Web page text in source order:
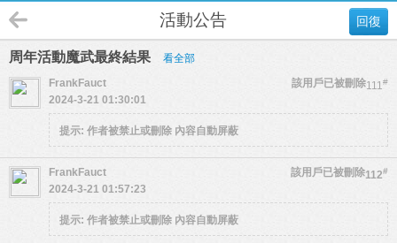
回復
活動公告
周年活動魔武最終結果 看全部
111#
FrankFauct
該用戶已被刪除
2024-3-21 01:30:01
提示: 作者被禁止或刪除 內容自動屏蔽
112#
FrankFauct
該用戶已被刪除
2024-3-21 01:57:23
提示: 作者被禁止或刪除 內容自動屏蔽